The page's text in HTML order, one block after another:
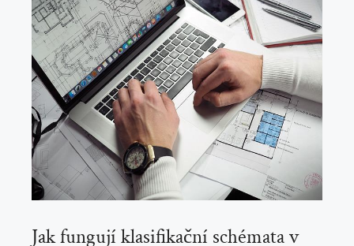
Jak⁢ fungují klasifikační schémata v